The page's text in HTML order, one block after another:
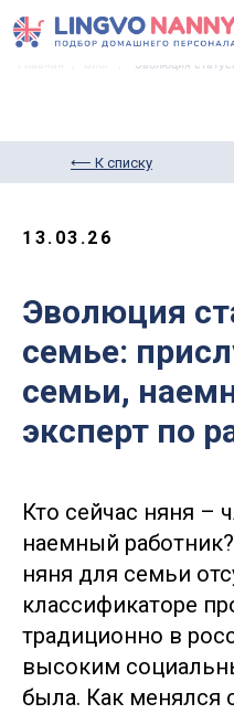
⟵ К списку
13.03.26
Эволюция
семье:
семьи,
эксперт по
Кто сейчас няня –
наемный
няня для семьи
классификаторе
традиционно в
высоким
была. Как менялся